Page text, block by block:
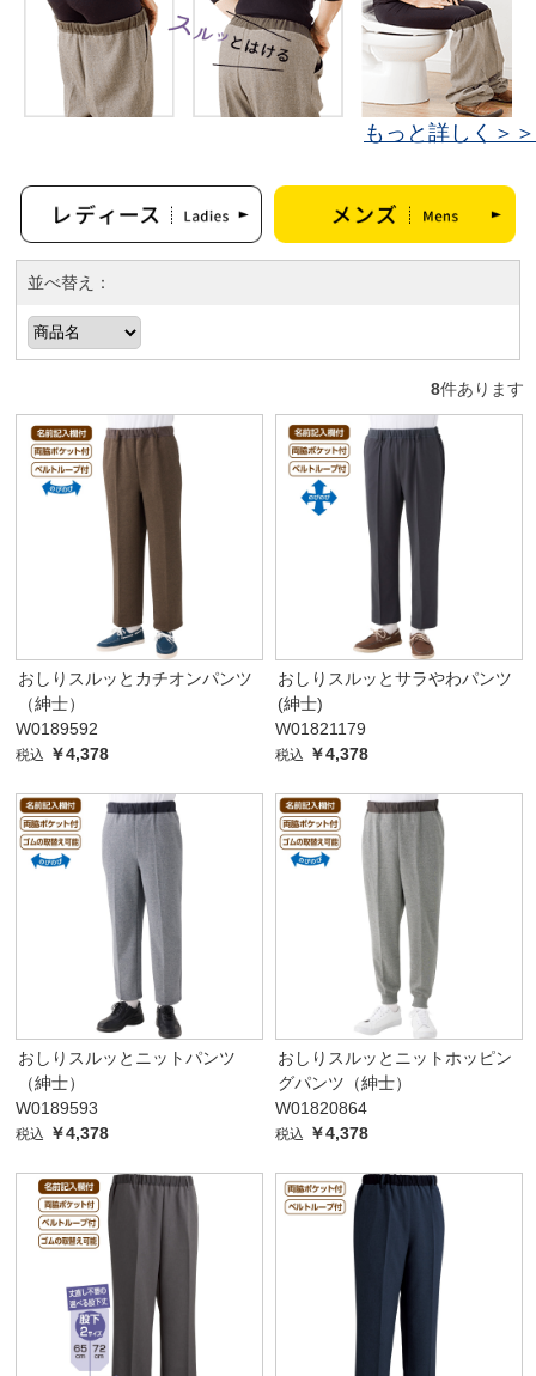
もっと詳しく＞＞
並べ替え：
8件あります
おしりスルッとカチオンパンツ
（紳士）
W0189592
税込 ￥4,378
おしりスルッとサラやわパンツ
(紳士)
W01821179
税込 ￥4,378
おしりスルッとニットパンツ
（紳士）
W0189593
税込 ￥4,378
おしりスルッとニットホッピン
グパンツ（紳士）
W01820864
税込 ￥4,378